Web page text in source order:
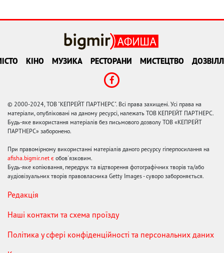
КІНО МУЗИКА РЕСТОРАНИ МИСТЕЦТВО
© 2000-2024, ТОВ "КЕПРЕЙТ ПАРТНЕРС". Всі права захищені. Усі права на
матеріали, опубліковані на даному ресурсі, належать ТОВ КЕПРЕЙТ ПАРТНЕРС.
Будь-яке використання матеріалів без письмового дозволу ТОВ «КЕПРЕЙТ
ПАРТНЕРС» заборонено.
При правомірному використанні матеріалів даного ресурсу гіперпосилання на
afisha.bigmir.net є обов'язковим.
Будь-яке копіювання, передрук та відтворення фотографічних творів та/або
аудіовізуальних творів правовласника Getty Images - суворо забороняється.
Редакція
Наші контакти та схема проїзду
Політика у сфері конфіденційності та персональних даних